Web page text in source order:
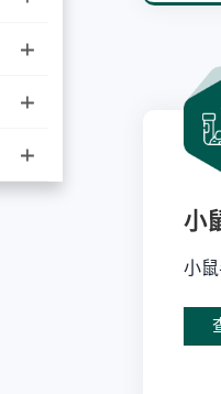
小
小